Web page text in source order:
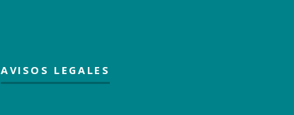
AVISOS LEGALES